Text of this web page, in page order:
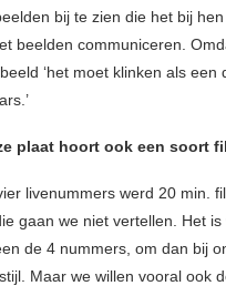
bij te zien die het bij
beelden communiceren.
‘het moet klinken als
plaat hoort ook een soort
livenummers werd 20 min.
gaan we niet vertellen. Het
de 4 nummers, om dan bij
Maar we willen vooral ook